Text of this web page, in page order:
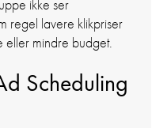
ikke ser
regel lavere klikpriser
eller mindre budget.
Scheduling